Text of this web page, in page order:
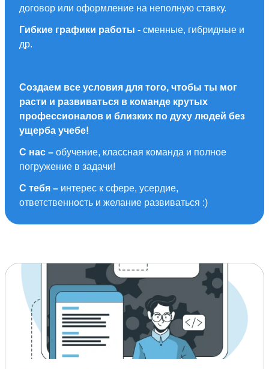
договор или оформление на неполную ставку.
Гибкие графики работы - сменные, гибридные и
др.
Создаем все условия для того, чтобы ты мог
расти и развиваться в команде крутых
профессионалов и близких по духу людей без
ущерба учебе!
С нас – обучение, классная команда и полное
погружение в задачи!
С тебя – интерес к сфере, усердие,
ответственность и желание развиваться :)